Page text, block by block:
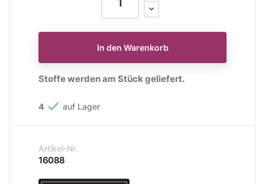
In den Warenkorb
Stoffe werden am Stück geliefert.
4  auf Lager
Artikel-Nr.
16088